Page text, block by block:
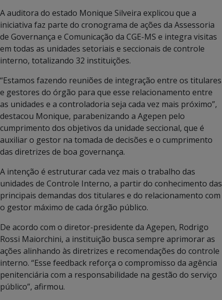
A auditora do estado Monique Silveira explicou que a
iniciativa faz parte do cronograma de ações da Assessoria
de Governança e Comunicação da CGE-MS e integra visitas
em todas as unidades setoriais e seccionais de controle
interno, totalizando 32 instituições.
“Estamos fazendo reuniões de integração entre os titulares
e gestores do órgão para que esse relacionamento entre
as unidades e a controladoria seja cada vez mais próximo”,
destacou Monique, parabenizando a Agepen pelo
cumprimento dos objetivos da unidade seccional, que é
auxiliar o gestor na tomada de decisões e o cumprimento
das diretrizes de boa governança.
A intenção é estruturar cada vez mais o trabalho das
unidades de Controle Interno, a partir do conhecimento das
principais demandas dos titulares e do relacionamento com
o gestor máximo de cada órgão público.
De acordo com o diretor-presidente da Agepen, Rodrigo
Rossi Maiorchini, a instituição busca sempre aprimorar as
ações alinhando às diretrizes e recomendações do controle
interno. “Esse feedback reforça o compromisso da agência
penitenciária com a responsabilidade na gestão do serviço
público”, afirmou.